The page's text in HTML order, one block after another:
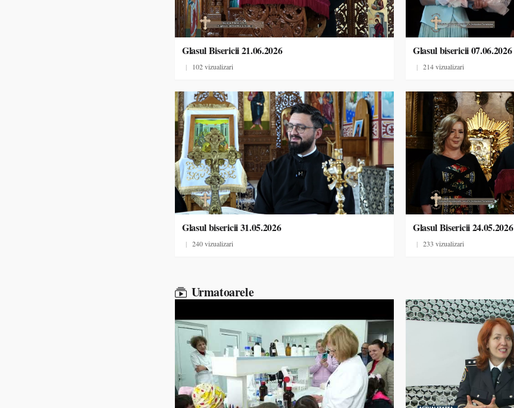
Glasul Bisericii 21.06.2026
| 102 vizualizari
Glasul bisericii 07.06.2026
| 214 vizualizari
Glasul bisericii 31.05.2026
| 240 vizualizari
Glasul Bisericii 24.05.2026
| 233 vizualizari
Urmatoarele